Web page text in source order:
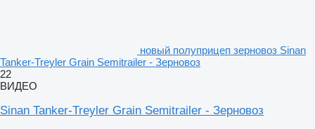
новый полуприцеп зерновоз Sinan
Tanker-Treyler Grain Semitrailer - Зерновоз
22
ВИДЕО
Sinan Tanker-Treyler Grain Semitrailer - Зерновоз